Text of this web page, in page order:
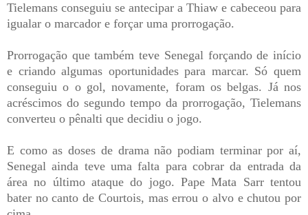
Tielemans conseguiu se antecipar a Thiaw e cabeceou para
igualar o marcador e forçar uma prorrogação.
Prorrogação que também teve Senegal forçando de início
e criando algumas oportunidades para marcar. Só quem
conseguiu o o gol, novamente, foram os belgas. Já nos
acréscimos do segundo tempo da prorrogação, Tielemans
converteu o pênalti que decidiu o jogo.
E como as doses de drama não podiam terminar por aí,
Senegal ainda teve uma falta para cobrar da entrada da
área no último ataque do jogo. Pape Mata Sarr tentou
bater no canto de Courtois, mas errou o alvo e chutou por